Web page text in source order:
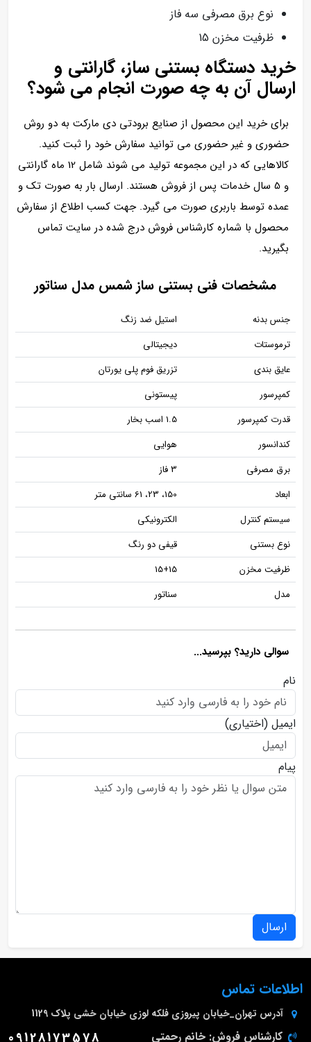
نوع برق مصرفی سه فاز
ظرفیت مخزن 15
خرید دستگاه بستنی ساز، گارانتی و
ارسال آن به چه صورت انجام می شود؟
برای خرید این محصول از صنایع برودتی دی مارکت به دو روش
حضوری و غیر حضوری می توانید سفارش خود را ثبت کنید.
کالاهایی که در این مجموعه تولید می شوند شامل 12 ماه گارانتی
و 5 سال خدمات پس از فروش هستند. ارسال بار به صورت تک و
عمده توسط باربری صورت می گیرد. جهت کسب اطلاع از سفارش
محصول با شماره کارشناس فروش درج شده در سایت تماس
بگیرید.
مشخصات فنی بستنی ساز شمس مدل سناتور
جنس بدنه
استیل ضد زنگ
ترموستات
دیجیتالی
عایق بندی
تزریق فوم پلی یورتان
کمپرسور
پیستونی
قدرت کمپرسور
1.5 اسب بخار
کندانسور
هوایی
برق مصرفی
3 فاز
ابعاد
150، 23، 61 سانتی متر
سیستم کنترل
الکترونیکی
نوع بستنی
قیفی دو رنگ
ظرفیت مخزن
15+15
مدل
سناتور
سوالی دارید؟ بپرسید...
نام
ایمیل (اختیاری)
پیام
ارسال
اطلاعات تماس
آدرس تهران_خیابان پیروزی فلکه لوزی خیابان خشی پلاک 1129
کارشناس فروش: خانم رحمتی 09128173578